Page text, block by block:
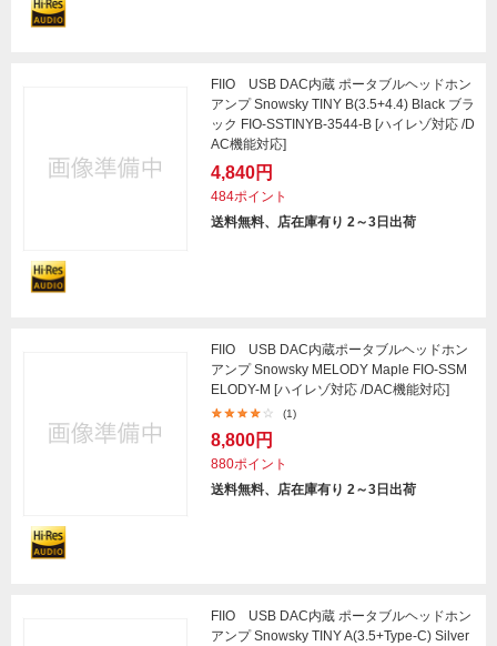
FIIO USB DAC内蔵 ポータブルヘッドホン
アンプ Snowsky TINY B(3.5+4.4) Black ブラ
ック FIO-SSTINYB-3544-B [ハイレゾ対応 /D
AC機能対応]
4,840円
484ポイント
送料無料、店在庫有り 2～3日出荷
FIIO USB DAC内蔵ポータブルヘッドホン
アンプ Snowsky MELODY Maple FIO-SSM
ELODY-M [ハイレゾ対応 /DAC機能対応]
(1)
8,800円
880ポイント
送料無料、店在庫有り 2～3日出荷
FIIO USB DAC内蔵 ポータブルヘッドホン
アンプ Snowsky TINY A(3.5+Type-C) Silver